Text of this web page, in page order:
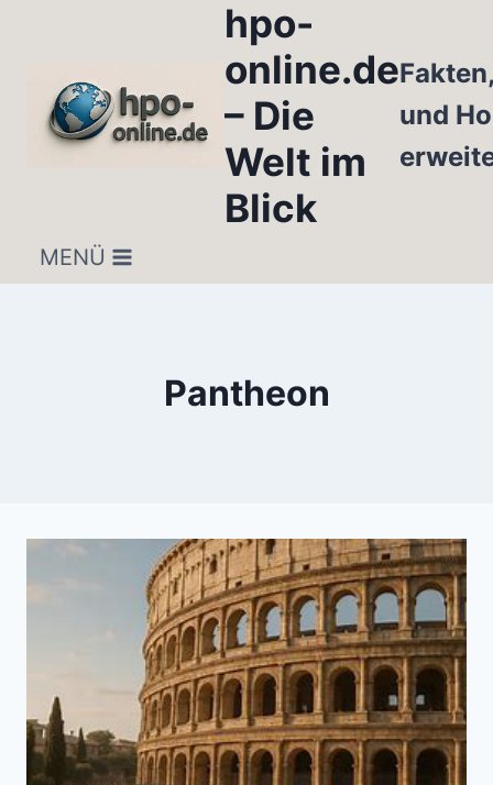
hpo-
online.de
– Die
Welt im
Blick
und
MENÜ
Pantheon